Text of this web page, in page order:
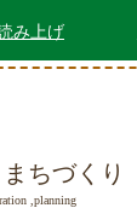
み上げ
ちづくり
,planning